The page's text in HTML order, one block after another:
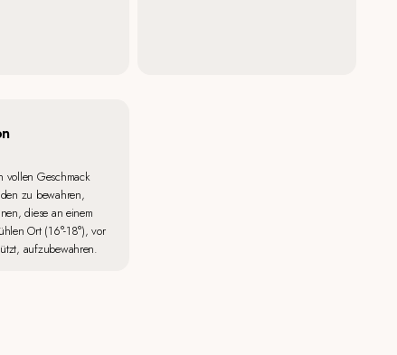
vollen Geschmack
zu bewahren,
diese an einem
Ort (16°-18°), vor
aufzubewahren.